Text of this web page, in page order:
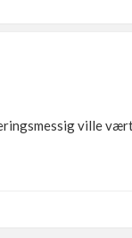
ville